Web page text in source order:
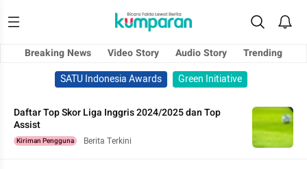
Breaking News Video Story Audio Story
Trending
SATU Indonesia Awards
Green Initiative
Daftar Top Skor Liga Inggris 2024/2025 dan Top
Assist
Kiriman Pengguna Berita Terkini